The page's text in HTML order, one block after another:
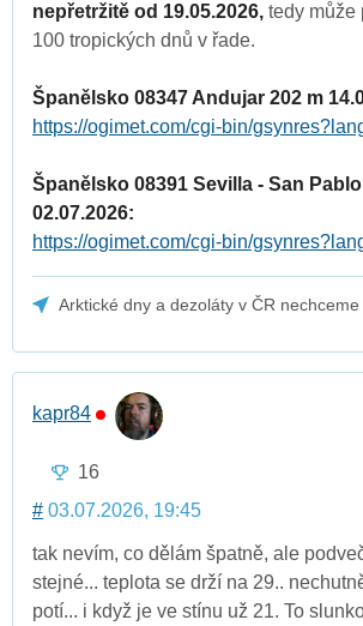
nepřetržitě od 19.05.2026, tedy může
100 tropických dnů v řade.
Španělsko 08347 Andujar 202 m
https://ogimet.com/cgi-bin/
Španělsko 08391 Sevilla - San
02.07.2026:
https://ogimet.com/cgi-bin/
Arktické dny a dezoláty v ČR nechceme
kapr84
16
# 03.07.2026, 19:45
tak nevím, co dělám špatně, ale
stejné... teplota se drží na 29..
potí... i když je ve stínu už 21. To